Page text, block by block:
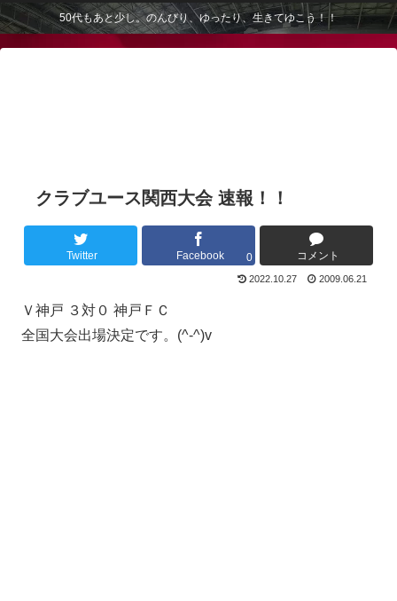
50代もあと少し。のんびり、ゆったり、生きてゆこう！！
クラブユース関西大会 速報！！
Twitter Facebook 0 コメント
2022.10.27 2009.06.21
Ｖ神戸 ３対０ 神戸ＦＣ
全国大会出場決定です。(^-^)v